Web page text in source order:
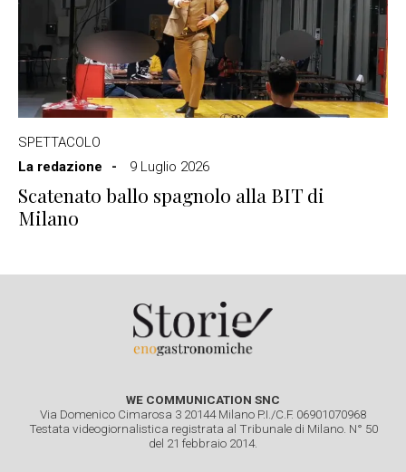
SPETTACOLO
La redazione
9 Luglio 2026
Scatenato ballo spagnolo alla BIT di
Milano
WE COMMUNICATION SNC
Via Domenico Cimarosa 3 20144 Milano P.I./C.F. 06901070968
Testata videogiornalistica registrata al Tribunale di Milano. N° 50
del 21 febbraio 2014.